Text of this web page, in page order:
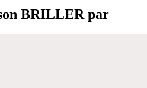
BRILLER par